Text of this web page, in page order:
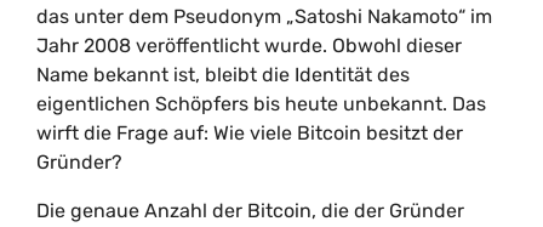
das unter dem Pseudonym „Satoshi Nakamoto“ im
Jahr 2008 veröffentlicht wurde. Obwohl dieser
Name bekannt ist, bleibt die Identität des
eigentlichen Schöpfers bis heute unbekannt. Das
wirft die Frage auf: Wie viele Bitcoin besitzt der
Gründer?
Die genaue Anzahl der Bitcoin, die der Gründer